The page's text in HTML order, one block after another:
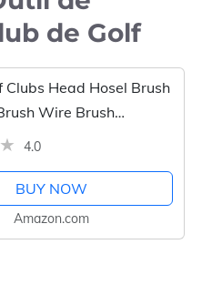
de Golf
Clubs Head Hosel Brush
Wire Brush
Electric Drill Wire
4.0
BUY NOW
Amazon.com